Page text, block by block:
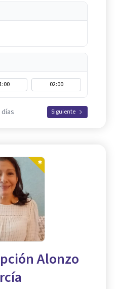
02:00
días Siguiente
Alonzo